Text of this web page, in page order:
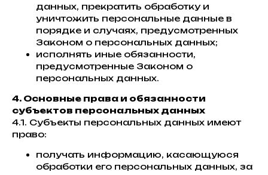
данных, прекратить обработку и
уничтожить персональные данные в
порядке и случаях, предусмотренных
Законом о персональных данных;
исполнять иные обязанности,
предусмотренные Законом о
персональных данных.
4. Основные права и обязанности
субъектов персональных данных
4.1. Субъекты персональных данных имеют
право:
получать информацию, касающуюся
обработки его персональных данных, за